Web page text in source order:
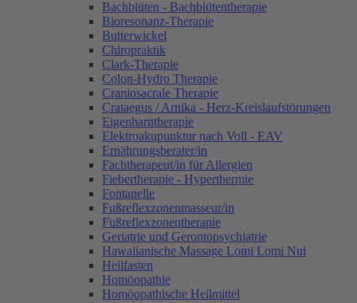
Bachblüten - Bachblütentherapie
Bioresonanz-Therapie
Butterwickel
Chiropraktik
Clark-Therapie
Colon-Hydro Therapie
Craniosacrale Therapie
Crataegus / Arnika - Herz-Kreislaufstörungen
Eigenharntherapie
Elektroakupunktur nach Voll - EAV
Ernährungsberater/in
Fachtherapeut/in für Allergien
Fiebertherapie - Hyperthermie
Fontanelle
Fußreflexzonenmasseur/in
Fußreflexzonentherapie
Geriatrie und Gerontopsychiatrie
Hawaiianische Massage Lomi Lomi Nui
Heilfasten
Homöopathie
Homöopathische Heilmittel